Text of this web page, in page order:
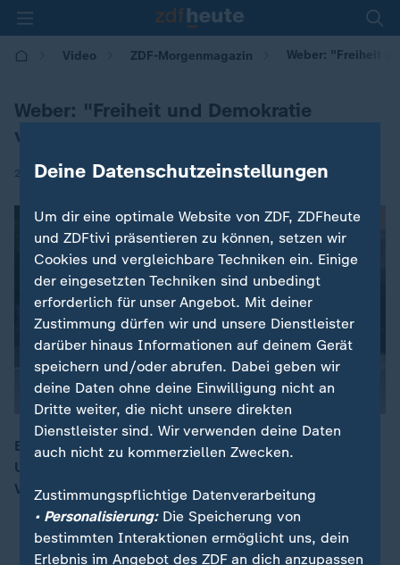
Video ZDF-Morgenmagazin Weber: "Freiheit
Weber: "Freiheit und Demokratie
verteidigen"
26.06.2025 | 05:30
Es gäbe "keine Alternative zur Unterstützung der
Ukraine", so Manfred Weber (CSU), Europäische
Volkspartei-Vorsitzender.
Deine Datenschutzeinstellungen
Um dir eine optimale Website von ZDF, ZDFheute
und ZDFtivi präsentieren zu können, setzen wir
Cookies und vergleichbare Techniken ein. Einige
der eingesetzten Techniken sind unbedingt
erforderlich für unser Angebot. Mit deiner
Zustimmung dürfen wir und unsere Dienstleister
darüber hinaus Informationen auf deinem Gerät
speichern und/oder abrufen. Dabei geben wir
deine Daten ohne deine Einwilligung nicht an
Dritte weiter, die nicht unsere direkten
Dienstleister sind. Wir verwenden deine Daten
auch nicht zu kommerziellen Zwecken.
Zustimmungspflichtige Datenverarbeitung
• Personalisierung:Die Speicherung von
bestimmten Interaktionen ermöglicht uns, dein
Erlebnis im Angebot des ZDF an dich anzupassen